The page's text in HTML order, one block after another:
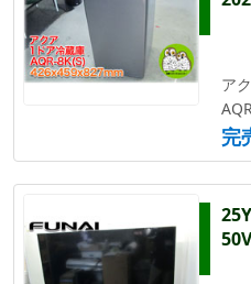
ア
完